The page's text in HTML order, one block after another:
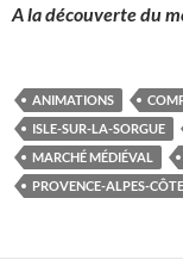
A la découverte du
ANIMATIONS
ISLE-SUR-LA-SORGUE
MARCHÉ MÉDIÉVAL
PROVENCE-ALPES-